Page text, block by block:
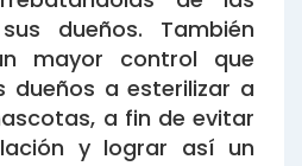
dueños. También
mayor control que
dueños a esterilizar a
a fin de evitar
y lograr así un